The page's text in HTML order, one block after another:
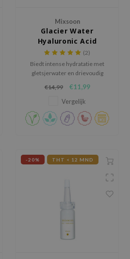
Mixsoon
Glacier Water
Hyaluronic Acid
Serum (2)
Biedt intense hydratatie met
gletsjerwater en drievoudig
€14,99 €11,99
Vergelijk
-20% THT < 12 MND